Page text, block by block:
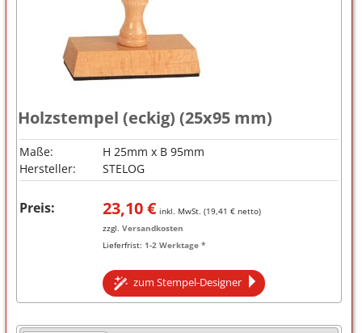
Holzstempel (eckig) (25x95 mm)
Maße:
H 25mm x B 95mm
Hersteller:
STELOG
Preis: 23,10€ inkl. MwSt. (19,41 € netto)
zzgl. Versandkosten
Lieferfrist: 1-2 Werktage *
zum Stempel-Designer